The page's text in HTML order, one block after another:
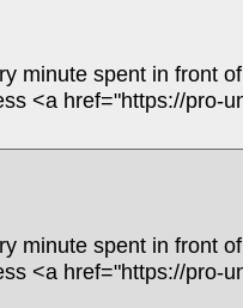
minute spent in front
<a href="https://pro-
minute spent in front
<a href="https://pro-